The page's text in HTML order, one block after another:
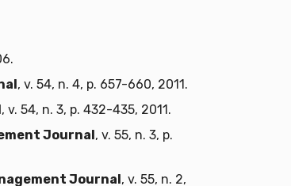
, v. 54, n. 4, p. 657-660, 2011.
, v. 54, n. 3, p. 432-435, 2011.
Journal , v. 55, n. 3, p.
Journal , v. 55, n. 2,